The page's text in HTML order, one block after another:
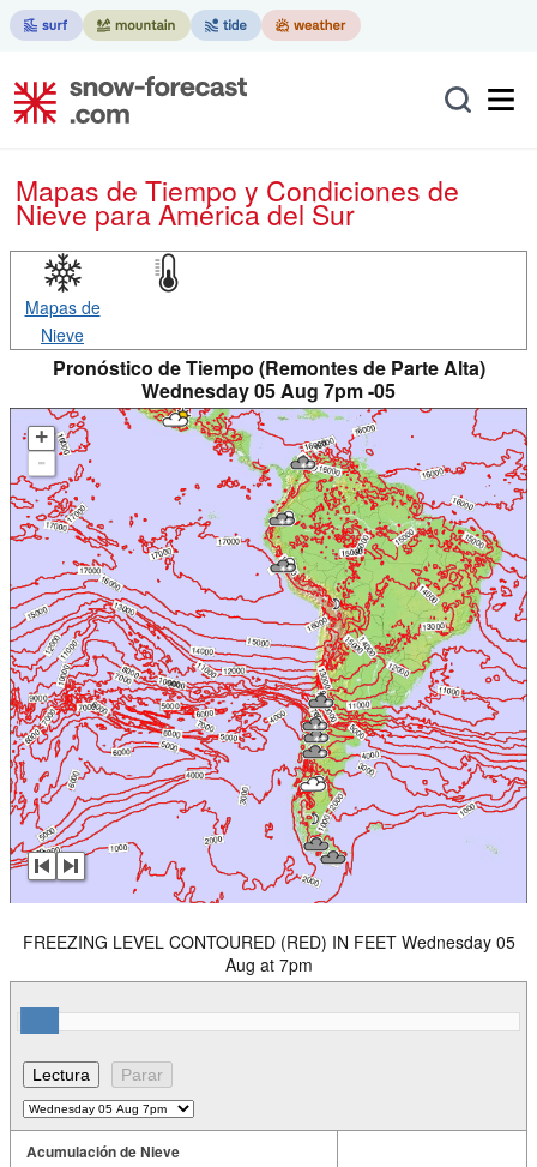
Mapas de Tiempo y Condiciones de
Nievepara América del Sur
Mapas de
Nieve
Pronóstico de Tiempo (Remontes de Parte Alta)
Wednesday 05 Aug 7pm -05
+
-
FREEZING LEVEL CONTOURED (RED) IN FEET Wednesday 05
Aug at 7pm
Acumulación de Nieve